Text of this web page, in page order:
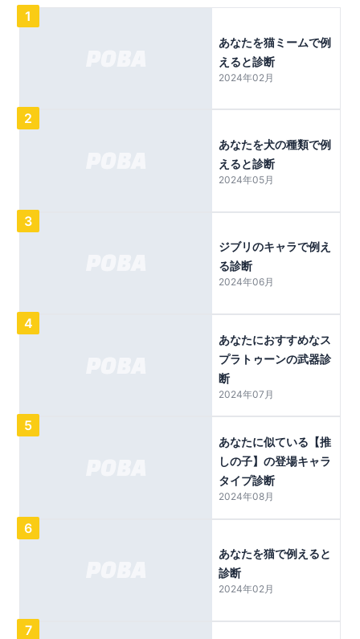
1
あなたを猫ミームで例
えると診断
2024年02月
2
あなたを犬の種類で例
えると診断
2024年05月
3
ジブリのキャラで例え
る診断
2024年06月
4
あなたにおすすめなス
プラトゥーンの武器診
断
2024年07月
5
あなたに似ている【推
しの子】の登場キャラ
タイプ診断
2024年08月
6
あなたを猫で例えると
診断
2024年02月
7